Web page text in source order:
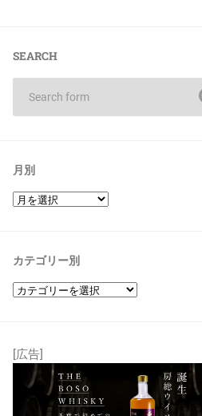
SEARCH
月別
カテゴリー別
[広告]